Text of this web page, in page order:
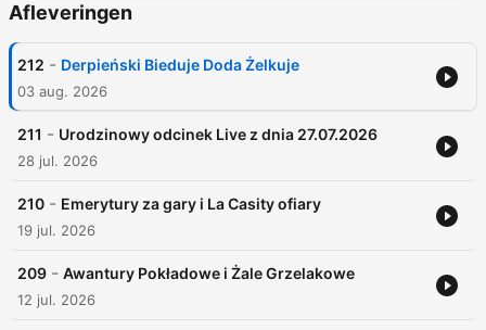
Afleveringen
212 - Derpieński Bieduje Doda Żelkuje
03 aug. 2026
211 - Urodzinowy odcinek Live z dnia 27.07.2026
28 jul. 2026
210 - Emerytury za gary i La Casity ofiary
19 jul. 2026
209 - Awantury Pokładowe i Żale Grzelakowe
12 jul. 2026